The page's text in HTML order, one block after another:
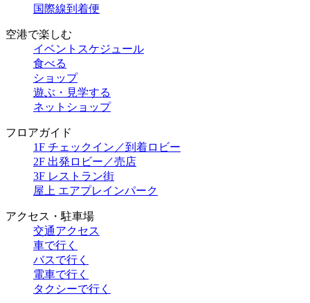
国際線到着便
空港で楽しむ
イベントスケジュール
食べる
ショップ
遊ぶ・見学する
ネットショップ
フロアガイド
1F チェックイン／到着ロビー
2F 出発ロビー／売店
3F レストラン街
屋上 エアプレインパーク
アクセス・駐車場
交通アクセス
車で行く
バスで行く
電車で行く
タクシーで行く